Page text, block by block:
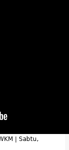
| Sabtu,